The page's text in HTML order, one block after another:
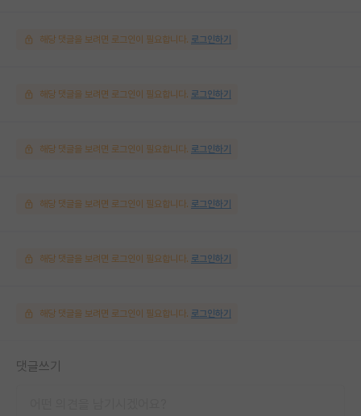
해당 댓글을 보려면 로그인이 필요합니다. 로그인하기
해당 댓글을 보려면 로그인이 필요합니다. 로그인하기
해당 댓글을 보려면 로그인이 필요합니다. 로그인하기
해당 댓글을 보려면 로그인이 필요합니다. 로그인하기
해당 댓글을 보려면 로그인이 필요합니다. 로그인하기
해당 댓글을 보려면 로그인이 필요합니다. 로그인하기
댓글쓰기